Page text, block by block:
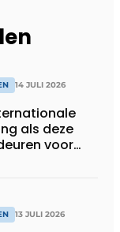
14 JULI 2026
als deze
voor
13 JULI 2026